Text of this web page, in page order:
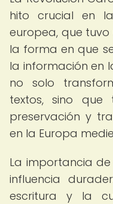
hito crucial en
europea, que
la forma en que
la información en
no solo
textos, sino
preservación y
en la Europa
La importancia
influencia
escritura y la